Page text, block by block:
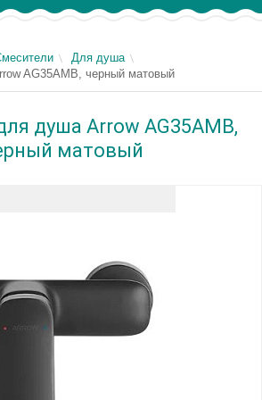
Для душа
AG35AMB, черный матовый
душа Arrow AG35AMB,
матовый